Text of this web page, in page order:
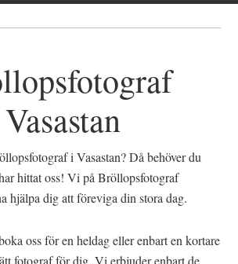
Vasastan
i Vasastan? Då behöver du
hittat oss! Vi på Bröllopsfotograf
hjälpa dig att föreviga din stora dag.
oss för en heldag eller enbart en kortare
fotograf för dig. Vi erbjuder enbart de